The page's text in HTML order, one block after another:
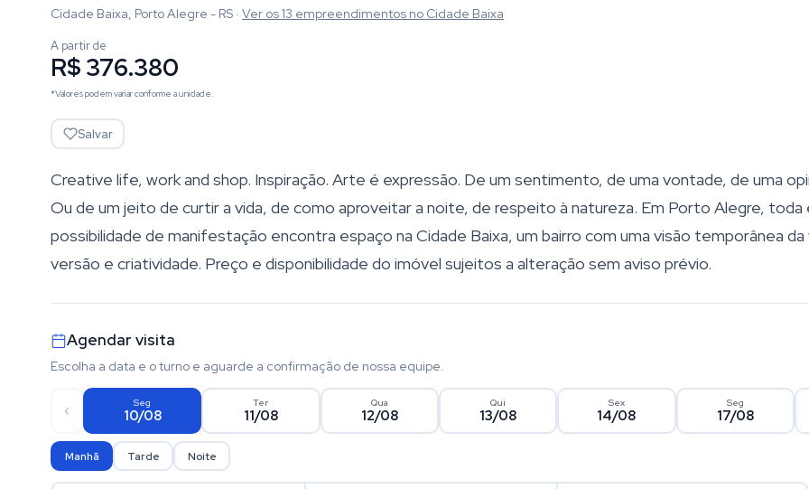
Cidade Baixa, Porto Alegre - RS · Ver os13 empreendimentos no Cidade Baixa
A partir de
R$ 376.380
*Valores podem variar conforme a unidade.
Salvar
Creative life, work and shop. Inspiração. Arte é expressão. De um sentimento, de uma vontade, de uma
Ou de um jeito de curtir a vida, de como aproveitar a noite, de respeito à natureza. Em Porto Alegre, toda
possibilidade de manifestação encontra espaço na Cidade Baixa, um bairro com uma visão temporânea da
versão e criatividade. Preço e disponibilidade do imóvel sujeitos a alteração sem aviso prévio.
Agendar visita
Escolha a data e o turno e aguarde a confirmação de nossa equipe.
Seg
10/08
Ter
11/08
Qua
12/08
Qui
13/08
Sex
14/08
Seg
17/08
Manhã Tarde Noite